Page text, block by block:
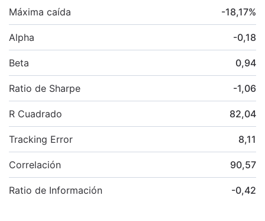
Máxima caída -18,17%
Alpha -0,18
Beta 0,94
Ratio de Sharpe -1,06
R Cuadrado 82,04
Tracking Error 8,11
Correlación 90,57
Ratio de Información -0,42